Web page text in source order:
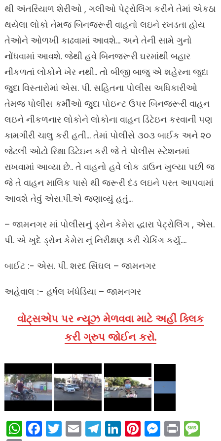
થી અંતરિયાળ શેરીઓ , ગલીઓ પેટ્રોલિંગ કરીને તેમાં એકઠા
થયેલા લોકો તેમજ બિનજરૂરી વાહનો લઇને રખડતા હોય
તેઓને ઓળખી કાઢવામાં આવશે… અને તેની સામે ગુનો
નોંધવામાં આવશે. જેથી હવે બિનજરૂરી ઘરમાંથી બહાર
નીકળતાં લોકોને ખેર નથી.. તો બીજી બાજુ એ શહેરના જુદા
જુદા વિસ્તારોમાં એસ. પી. સહિતના પોલીસ અધિકારીઓ
તેમજ પોલીસ કર્મીઓ જુદા પોઇન્ટ ઉપર બિનજરૂરી વાહન
લઇને નીકળનાર લોકોને લોકોના વાહન ડિટેઇન કરવાની પણ
કામગીરી ચાલુ કરી હતી… તેમાં પોલીસે ૩૦૩ બાઈક અને ૨૦
જેટલી ઓટો રિક્ષા ડિટેઇન કરી જે તે પોલીસ સ્ટેશનમાં
રાખવામાં આવ્યા છે.. તે વાહનો હવે લોક ડાઉન ખુલ્યા પછી જ
જે તે વાહન માલિક પાસે થી જરૂરી દંડ લઇને પરત આપવામાં
આવશે તેવું એસ.પી.એ જણાવ્યું હતું…
– જામનગર માં પોલીસનું ડ્રોન કેમેરા દ્ધારા પેટ્રોલિંગ , એસ.
પી. એ ખુદે ડ્રોન કેમેરા નું નિરીક્ષણ કરી ચેકિંગ કર્યુ….
બાઈટ :- એસ. પી. શરદ સિંઘલ – જામનગર
અહેવાલ :- હર્ષલ ખંધેડિયા – જામનગર
વોટ્સએપ પર ન્યૂઝ મેળવવા માટે અહીં ક્લિક
કરી ગ્રુપ જોઈન કરો.
WhatsApp
Facebook
Twitter
EmailTelegram
LinkedIn
Pinterest
Print